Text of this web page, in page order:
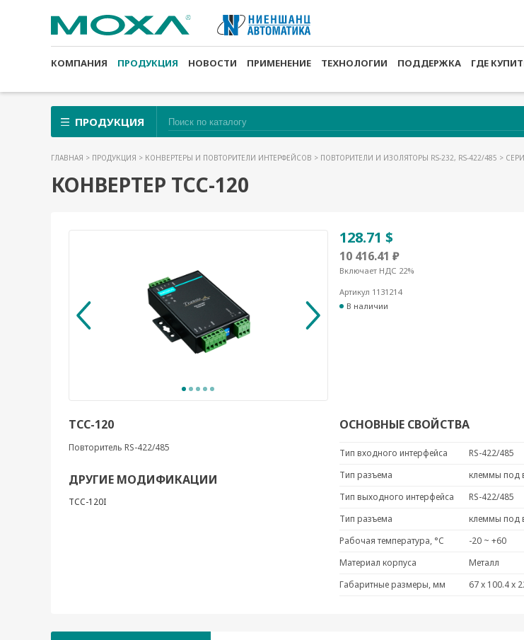
КОМПАНИЯ ПРОДУКЦИЯ НОВОСТИ ПРИМЕНЕНИЕ ТЕХНОЛОГИИ ПОДДЕРЖКА ГДЕ
ПРОДУКЦИЯ
ГЛАВНАЯ > ПРОДУКЦИЯ > КОНВЕРТЕРЫ И ПОВТОРИТЕЛИ ИНТЕРФЕЙСОВ > ПОВТОРИТЕЛИ И ИЗОЛЯТОРЫ RS-232, RS-422/485 >
КОНВЕРТЕР TCC-120
128.71 $
10 416.41 ₽
Включает НДС 22%
Артикул 1131214
В наличии
TCC-120
Повторитель RS-422/485
ДРУГИЕ МОДИФИКАЦИИ
TCC-120I
ОСНОВНЫЕ СВОЙСТВА
Тип входного интерфейса
RS-422/485
Тип разъема
клеммы под
Тип выходного интерфейса
RS-422/485
Тип разъема
клеммы под
Рабочая температура, °C
-20 ~ +60
Материал корпуса
Металл
Габаритные размеры, мм
67 x 100.4 x